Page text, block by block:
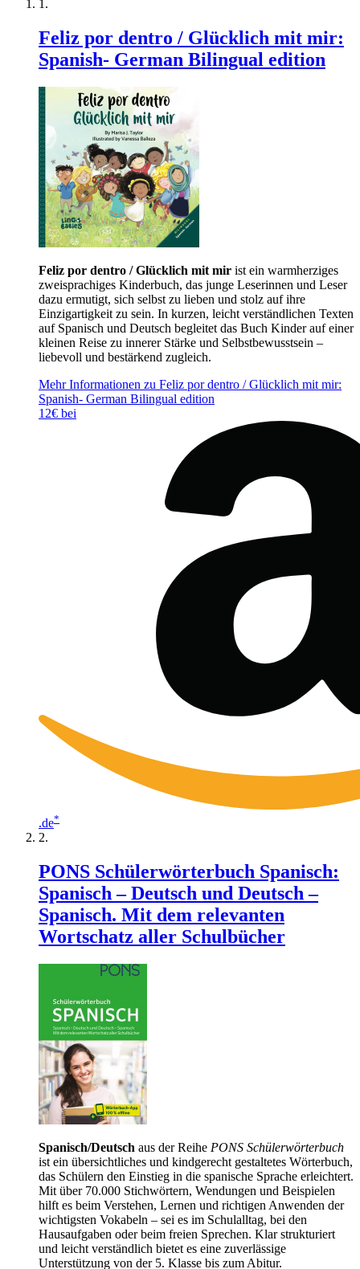
Feliz por dentro / Glücklich mit mir:
Spanish- German Bilingual edition
Feliz por dentro / Glücklich mit mir ist ein warmherziges
zweisprachiges Kinderbuch, das junge Leserinnen und Leser
dazu ermutigt, sich selbst zu lieben und stolz auf ihre
Einzigartigkeit zu sein. In kurzen, leicht verständlichen Texten
auf Spanisch und Deutsch begleitet das Buch Kinder auf einer
kleinen Reise zu innerer Stärke und Selbstbewusstsein –
liebevoll und bestärkend zugleich.
Mehr Informationen zu Feliz por dentro / Glücklich mit mir:
Spanish- German Bilingual edition
12€ bei
.de*
PONS Schülerwörterbuch Spanisch:
Spanisch – Deutsch und Deutsch –
Spanisch. Mit dem relevanten
Wortschatz aller Schulbücher
Spanisch/Deutsch aus der Reihe PONS Schülerwörterbuch
ist ein übersichtliches und kindgerecht gestaltetes Wörterbuch,
das Schülern den Einstieg in die spanische Sprache erleichtert.
Mit über 70.000 Stichwörtern, Wendungen und Beispielen
hilft es beim Verstehen, Lernen und richtigen Anwenden der
wichtigsten Vokabeln – sei es im Schulalltag, bei den
Hausaufgaben oder beim freien Sprechen. Klar strukturiert
und leicht verständlich bietet es eine zuverlässige
Unterstützung von der 5. Klasse bis zum Abitur.